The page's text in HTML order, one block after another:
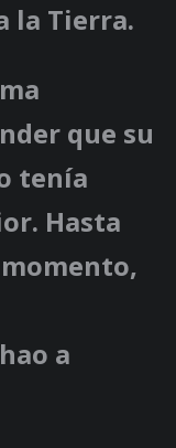
la Tierra.
que su
tenía
Hasta
a